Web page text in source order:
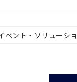
ベント・ソリューシ